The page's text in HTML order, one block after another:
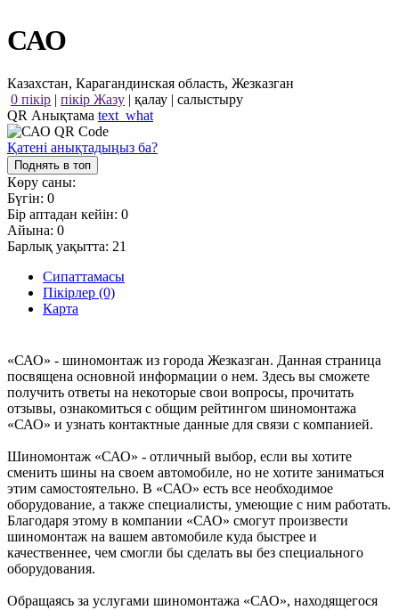
САО
Казахстан, Карагандинская область, Жезказган
0 пікір | пікір Жазу | қалау | салыстыру
QR Анықтама text_what
Қатені анықтадыңыз ба?
Поднять в топ
Көру саны:
Бүгін: 0
Бір аптадан кейін: 0
Айына: 0
Барлық уақытта: 21
Сипаттамасы
Пікірлер (0)
Карта
«САО» - шиномонтаж из города Жезказган. Данная страница
посвящена основной информации о нем. Здесь вы сможете
получить ответы на некоторые свои вопросы, прочитать
отзывы, ознакомиться с общим рейтингом шиномонтажа
«САО» и узнать контактные данные для связи с компанией.
Шиномонтаж «САО» - отличный выбор, если вы хотите
сменить шины на своем автомобиле, но не хотите заниматься
этим самостоятельно. В «САО» есть все необходимое
оборудование, а также специалисты, умеющие с ним работать.
Благодаря этому в компании «САО» смогут произвести
шиномонтаж на вашем автомобиле куда быстрее и
качественнее, чем смогли бы сделать вы без специального
оборудования.
Обращаясь за услугами шиномонтажа «САО», находящегося